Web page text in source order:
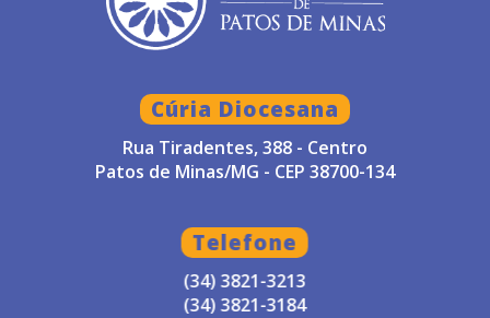
Cúria Diocesana
Rua Tiradentes, 388 - Centro
Patos de Minas/MG - CEP 38700-134
Telefone
(34) 3821-3213
(34) 3821-3184